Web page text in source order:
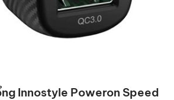
Innostyle Poweron Speed